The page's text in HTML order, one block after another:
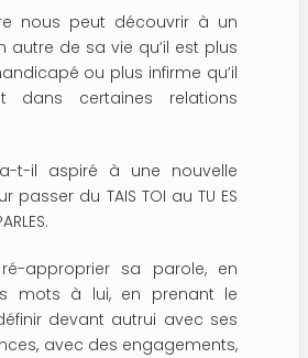
nous peut découvrir à un
autre de sa vie qu’il est plus
ou plus infirme qu’il
dans certaines relations
t-il aspiré à une nouvelle
passer du TAIS TOI au TU ES
approprier sa parole, en
mots à lui, en prenant le
devant autrui avec ses
avec des engagements,